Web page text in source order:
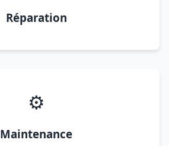
Réparation
⚙️
Maintenance